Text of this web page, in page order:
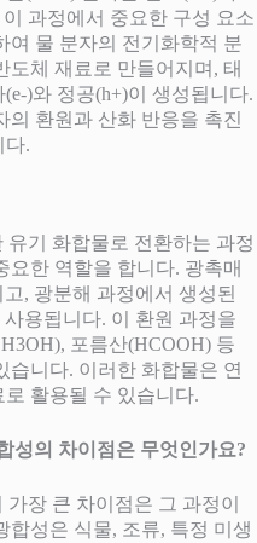
과정에서 중요한 구성 요소
여 물 분자의 전기화학적 분
도체 재료로 만들어지며, 태
)와 정공(h+)이 생성됩니다.
환원과 산화 반응을 촉진
다.
유기 화합물로 전환하는 과정
요한 역할을 합니다. 광촉매
, 광분해 과정에서 생성된
용됩니다. 이 환원 과정을
포름산(HCOOH) 등
습니다. 이러한 화합물은 연
활용될 수 있습니다.
성의 차이점은 무엇인가요?
장 큰 차이점은 그 과정이
합성은 식물, 조류, 특정 미생